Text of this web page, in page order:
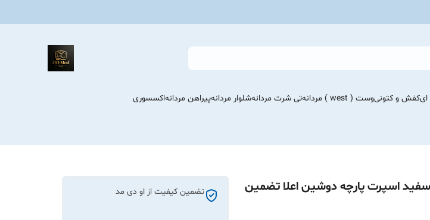
ایکفش و کتونیوست ( west ) مردانه تی شرت مردانهشلوار مردانهپیراهن مردانهاکسسوری
اسپرت پارچه دوشین اعلا تضمین
تضمین کیفیت از او دی مد